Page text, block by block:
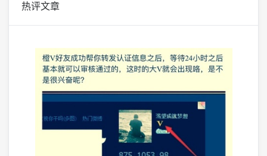
热评文章